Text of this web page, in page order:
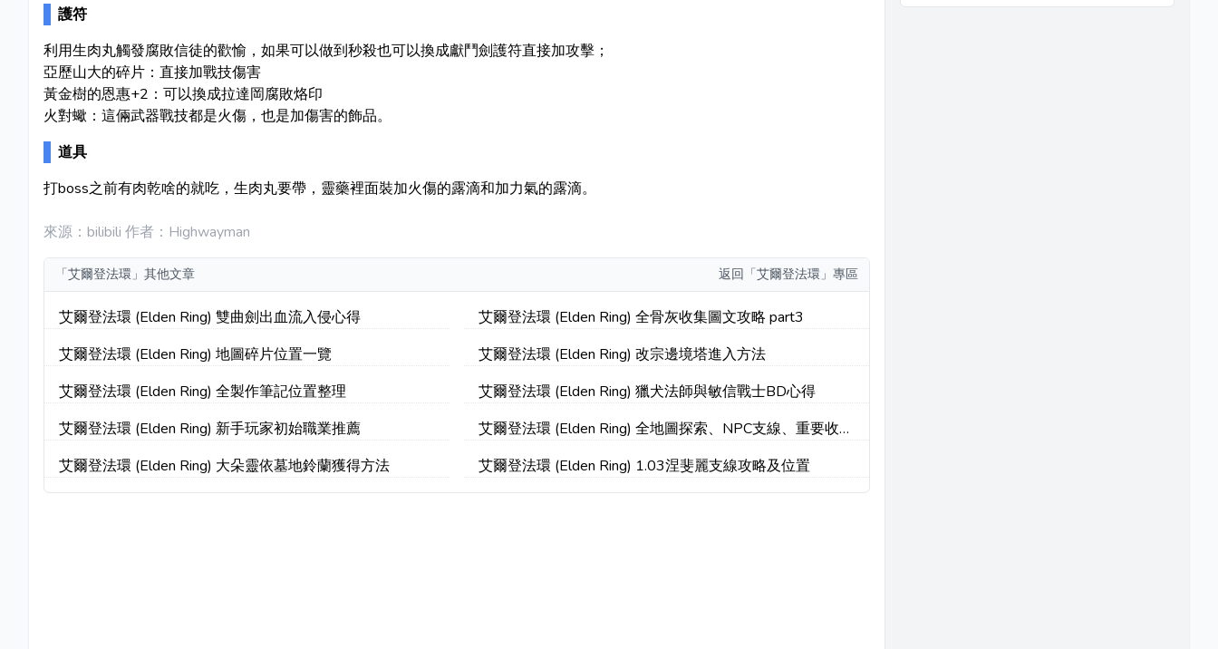
護符
利用生肉丸觸發腐敗信徒的歡愉，如果可以做到秒殺也可以換成獻鬥劍護符直接加攻擊；
亞歷山大的碎片：直接加戰技傷害
黃金樹的恩惠+2：可以換成拉達岡腐敗烙印
火對蠍：這倆武器戰技都是火傷，也是加傷害的飾品。
道具
打boss之前有肉乾啥的就吃，生肉丸要帶，靈藥裡面裝加火傷的露滴和加力氣的露滴。
來源：bilibili 作者：Highwayman
「艾爾登法環」其他文章 返回 「艾爾登法環」專區
艾爾登法環 (Elden Ring) 雙曲劍出血流入侵心得
艾爾登法環 (Elden Ring) 全骨灰收集圖文攻略 part3
艾爾登法環 (Elden Ring) 地圖碎片位置一覽
艾爾登法環 (Elden Ring) 改宗邊境塔進入方法
艾爾登法環 (Elden Ring) 全製作筆記位置整理
艾爾登法環 (Elden Ring) 獵犬法師與敏信戰士BD心得
艾爾登法環 (Elden Ring) 新手玩家初始職業推薦
艾爾登法環 (Elden Ring) 全地圖探索、NPC支線、重要收集
艾爾登法環 (Elden Ring) 大朵靈依墓地鈴蘭獲得方法 艾爾登法環 (Elden Ring) 1.03涅斐麗支線攻略及位置